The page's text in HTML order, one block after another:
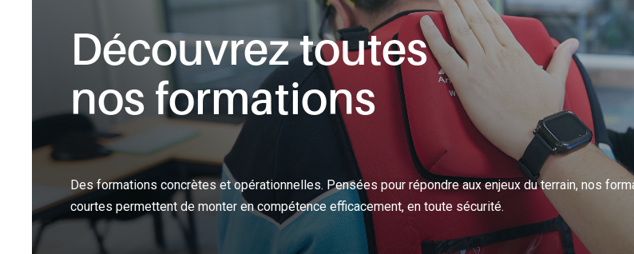
Des modules essentiels pour maîtriser les gestes qui
sauvent, prévenir les risques professionnels et
respecter les obligations réglementaires.
CACES® ET AUTORISATIONS DE CONDUITE
ÉLECTRICITÉ
SST ET INCENDIE
TRAVAIL EN HAUTEUR ET ÉCHAFAUDAGE
MAINTENANCE DU MATÉRIEL TRÈS HAUTE PRESSION
Des modules de formation courts et ciblés,
permettant de renforcer rapidement son
de maîtriser les compétences clés d'un
FERROVIAIRE
Découvrez toutes
nos formations
Des formations concrètes et opérationnelles. Pensées pour répondre aux enjeux du terrain, nos
courtes permettent de monter en compétence efficacement, en toute sécurité.